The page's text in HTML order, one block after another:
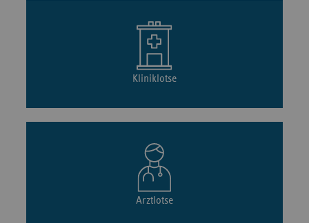
Kliniklotse
Arztlotse